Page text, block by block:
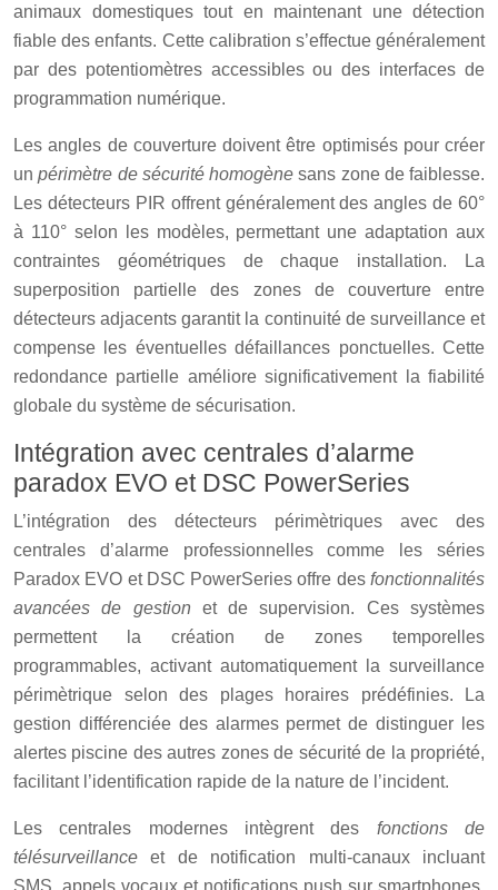
animaux domestiques tout en maintenant une détection
fiable des enfants. Cette calibration s’effectue généralement
par des potentiomètres accessibles ou des interfaces de
programmation numérique.
Les angles de couverture doivent être optimisés pour créer
unpérimètre de sécurité homogènesans zone de faiblesse.
Les détecteurs PIR offrent généralement des angles de 60°
à 110° selon les modèles, permettant une adaptation aux
contraintes géométriques de chaque installation. La
superposition partielle des zones de couverture entre
détecteurs adjacents garantit la continuité de surveillance et
compense les éventuelles défaillances ponctuelles. Cette
redondance partielle améliore significativement la fiabilité
globale du système de sécurisation.
Intégration avec centrales d’alarme
paradox EVO et DSC PowerSeries
L’intégration des détecteurs périmètriques avec des
centrales d’alarme professionnelles comme les séries
Paradox EVO et DSC PowerSeries offre des fonctionnalités
avancées de gestion et de supervision. Ces systèmes
permettent la création de zones temporelles
programmables, activant automatiquement la surveillance
périmètrique selon des plages horaires prédéfinies. La
gestion différenciée des alarmes permet de distinguer les
alertes piscine des autres zones de sécurité de la propriété,
facilitant l’identification rapide de la nature de l’incident.
Les centrales modernes intègrent des fonctions de
télésurveillanceet de notification multi-canaux incluant
SMS, appels vocaux et notifications push sur smartphones.